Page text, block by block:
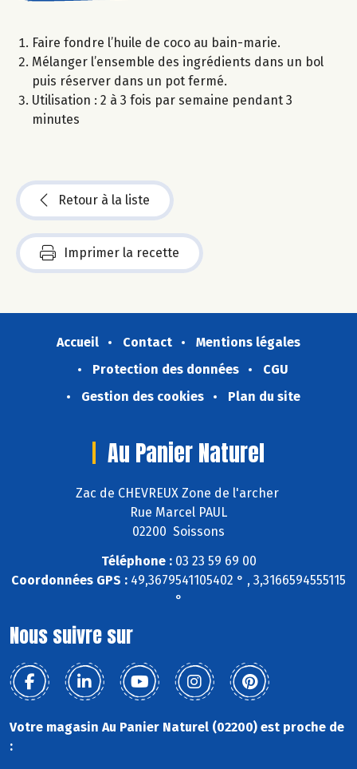
Faire fondre l’huile de coco au bain-marie.
Mélanger l’ensemble des ingrédients dans un bol
puis réserver dans un pot fermé.
Utilisation : 2 à 3 fois par semaine pendant 3
minutes
Retour à la liste
Imprimer la recette
Accueil Contact
Mentions légales
Protection des données
CGU
Gestion des cookies
Plan du site
Au Panier Naturel
Zac de CHEVREUX Zone de l'archer
Rue Marcel PAUL
02200 Soissons
Téléphone :03 23 59 69 00
Coordonnées GPS : 49,3679541105402 ° , 3,3166594555115
°
Nous suivre sur
Votre magasin Au Panier Naturel (02200) est proche de
: